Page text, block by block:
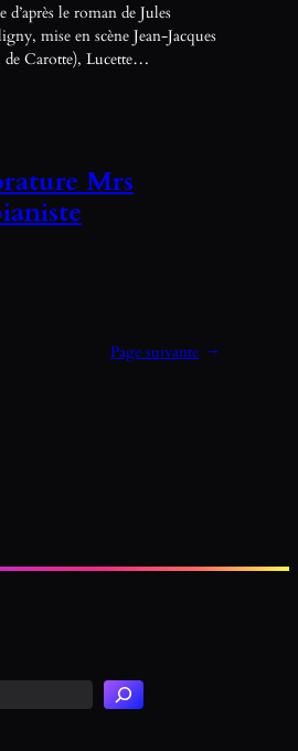
le roman de Jules
mise en scène Jean-Jacques
Carotte), Lucette…
Mrs
Page suivante →